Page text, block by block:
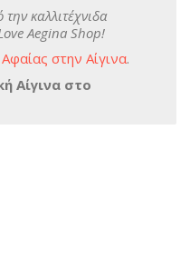
καλλιτέχνιδα
Aegina Shop!
στην Αίγινα.
Αίγινα στο